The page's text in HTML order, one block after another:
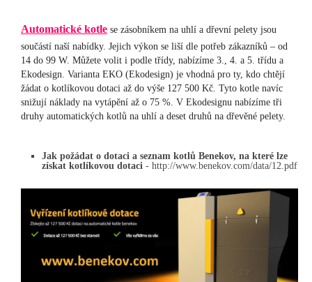
Automatické kotle se zásobníkem na uhlí a dřevní pelety jsou
součástí naší nabídky. Jejich výkon se liší dle potřeb zákazníků – od
14 do 99 W. Můžete volit i podle třídy, nabízíme 3., 4. a 5. třídu a
Ekodesign. Varianta EKO (Ekodesign) je vhodná pro ty, kdo chtějí
žádat o kotlíkovou dotaci až do výše 127 500 Kč. Tyto kotle navíc
snižují náklady na vytápění až o 75 %. V Ekodesignu nabízíme tři
druhy automatických kotlů na uhlí a deset druhů na dřevěné pelety.
Jak požádat o dotaci a seznam kotlů Benekov, na které lze
získat kotlíkovou dotaci - http://www.benekov.com/data/12.pdf